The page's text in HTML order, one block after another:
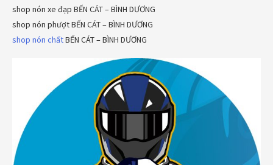
shop nón xe đạp BẾN CÁT – BÌNH DƯƠNG
shop nón phượt BẾN CÁT – BÌNH DƯƠNG
shop nón chấtBẾN CÁT – BÌNH DƯƠNG